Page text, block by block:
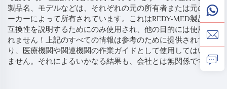
製品名、モデルなどは、それぞれの元の所有者または元のメ
ーカーによって所有されています。これはREDY-MED製品の
互換性を説明するためにのみ使用され、他の目的には使用さ
れません！上記のすべての情報は参考のために提供されてお
り、医療機関や関連機関の作業ガイドとして使用してはいけ
ません。それによるいかなる結果も、会社とは無関係です。